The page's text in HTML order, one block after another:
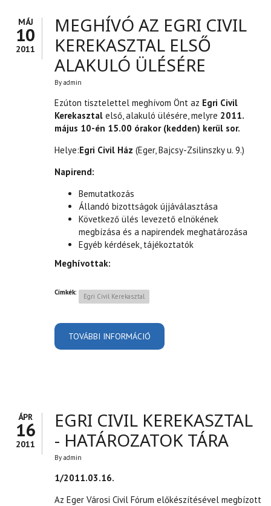
MÁJ
10
2011
MEGHÍVÓ AZ EGRI CIVIL
KEREKASZTAL ELSŐ
ALAKULÓ ÜLÉSÉRE
By admin
Ezúton tisztelettel meghívom Önt az Egri Civil
Kerekasztal első, alakuló ülésére, melyre 2011.
május 10-én 15.00 órakor (kedden) kerül sor.
Helye:Egri Civil Ház (Eger, Bajcsy-Zsilinszky u. 9.)
Napirend:
Bemutatkozás
Állandó bizottságok újjáválasztása
Következő ülés levezető elnökének
megbízása és a napirendek meghatározása
Egyéb kérdések, tájékoztatók
Meghívottak:
Címkék: Egri Civil Kerekasztal
TOVÁBBI INFORMÁCIÓ
KEREKASZTAL ELSŐ ALAKULÓ
ÁPR
16
2011
EGRI CIVIL KEREKASZTAL
- HATÁROZATOK TÁRA
By admin
1/2011.03.16.
Az Eger Városi Civil Fórum előkészítésével megbízott